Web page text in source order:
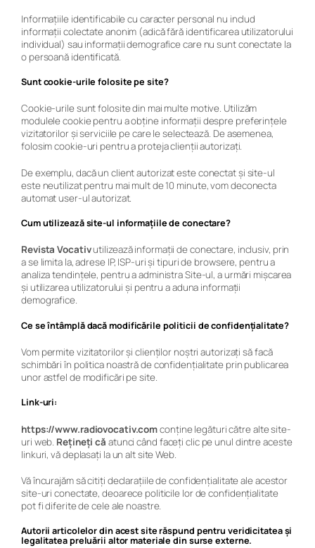
Informațiile identificabile cu caracter personal nu includ
informații colectate anonim (adică fără identificarea utilizatorului
individual) sau informații demografice care nu sunt conectate la
o persoană identificată.
Sunt cookie-urile folosite pe site?
Cookie-urile sunt folosite din mai multe motive. Utilizăm
modulele cookie pentru a obține informații despre preferințele
vizitatorilor și serviciile pe care le selectează. De asemenea,
folosim cookie-uri pentru a proteja clienții autorizați.
De exemplu, dacă un client autorizat este conectat și site-ul
este neutilizat pentru mai mult de 10 minute, vom deconecta
automat user-ul autorizat.
Cum utilizează site-ul informațiile de conectare?
Revista Vocativutilizează informații de conectare, inclusiv, prin
a se limita la, adrese IP, ISP-uri și tipuri de browsere, pentru a
analiza tendințele, pentru a administra Site-ul, a urmări mișcarea
și utilizarea utilizatorului și pentru a aduna informații
demografice.
Ce se întâmplă dacă modificările politicii de confidențialitate?
Vom permite vizitatorilor și clienților noștri autorizați să facă
schimbări în politica noastră de confidențialitate prin publicarea
unor astfel de modificări pe site.
Link-uri:
https://www.radiovocativ.comconține legături către alte site-
uri web. Rețineți că atunci când faceți clic pe unul dintre aceste
linkuri, vă deplasați la un alt site Web.
Vă încurajăm să citiți declarațiile de confidențialitate ale acestor
site-uri conectate, deoarece politicile lor de confidențialitate
pot fi diferite de cele ale noastre.
Autorii articolelor din acest site răspund pentru veridicitatea și
legalitatea preluării altor materiale din surse externe.